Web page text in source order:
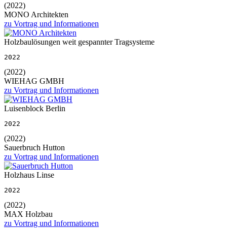
(2022)
MONO Architekten
zu Vortrag und Informationen
Holzbaulösungen weit gespannter Tragsysteme
2022
(2022)
WIEHAG GMBH
zu Vortrag und Informationen
Luisenblock Berlin
2022
(2022)
Sauerbruch Hutton
zu Vortrag und Informationen
Holzhaus Linse
2022
(2022)
MAX Holzbau
zu Vortrag und Informationen